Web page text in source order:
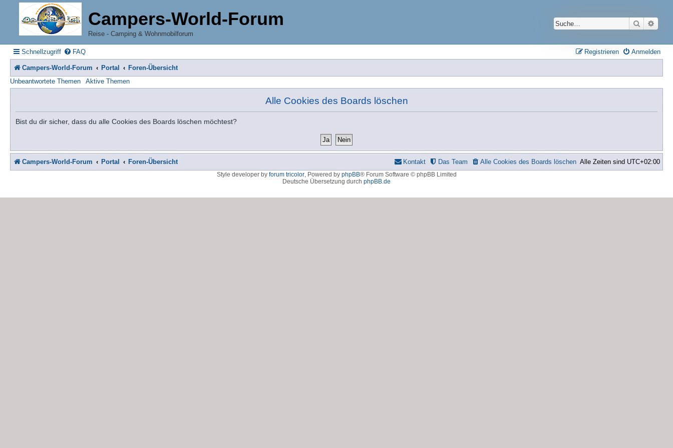
Campers-World-Forum
Reise - Camping & Wohnmobilforum
Suche
Schnellzugriff FAQ Anmelden
Registrieren
Campers-World-Forum Portal
Foren-Übersicht
Unbeantwortete Themen
Aktive Themen
Alle Cookies des Boards löschen
Bist du dir sicher, dass du alle Cookies des Boards löschen möchtest?
Campers-World-Forum Portal Foren-Übersicht Alle Zeiten sind UTC+02:00
Alle Cookies des Boards löschen
Das Team
Kontakt
Style developer by forum tricolor, Powered by phpBB® Forum Software © phpBB Limited
Deutsche Übersetzung durch phpBB.de